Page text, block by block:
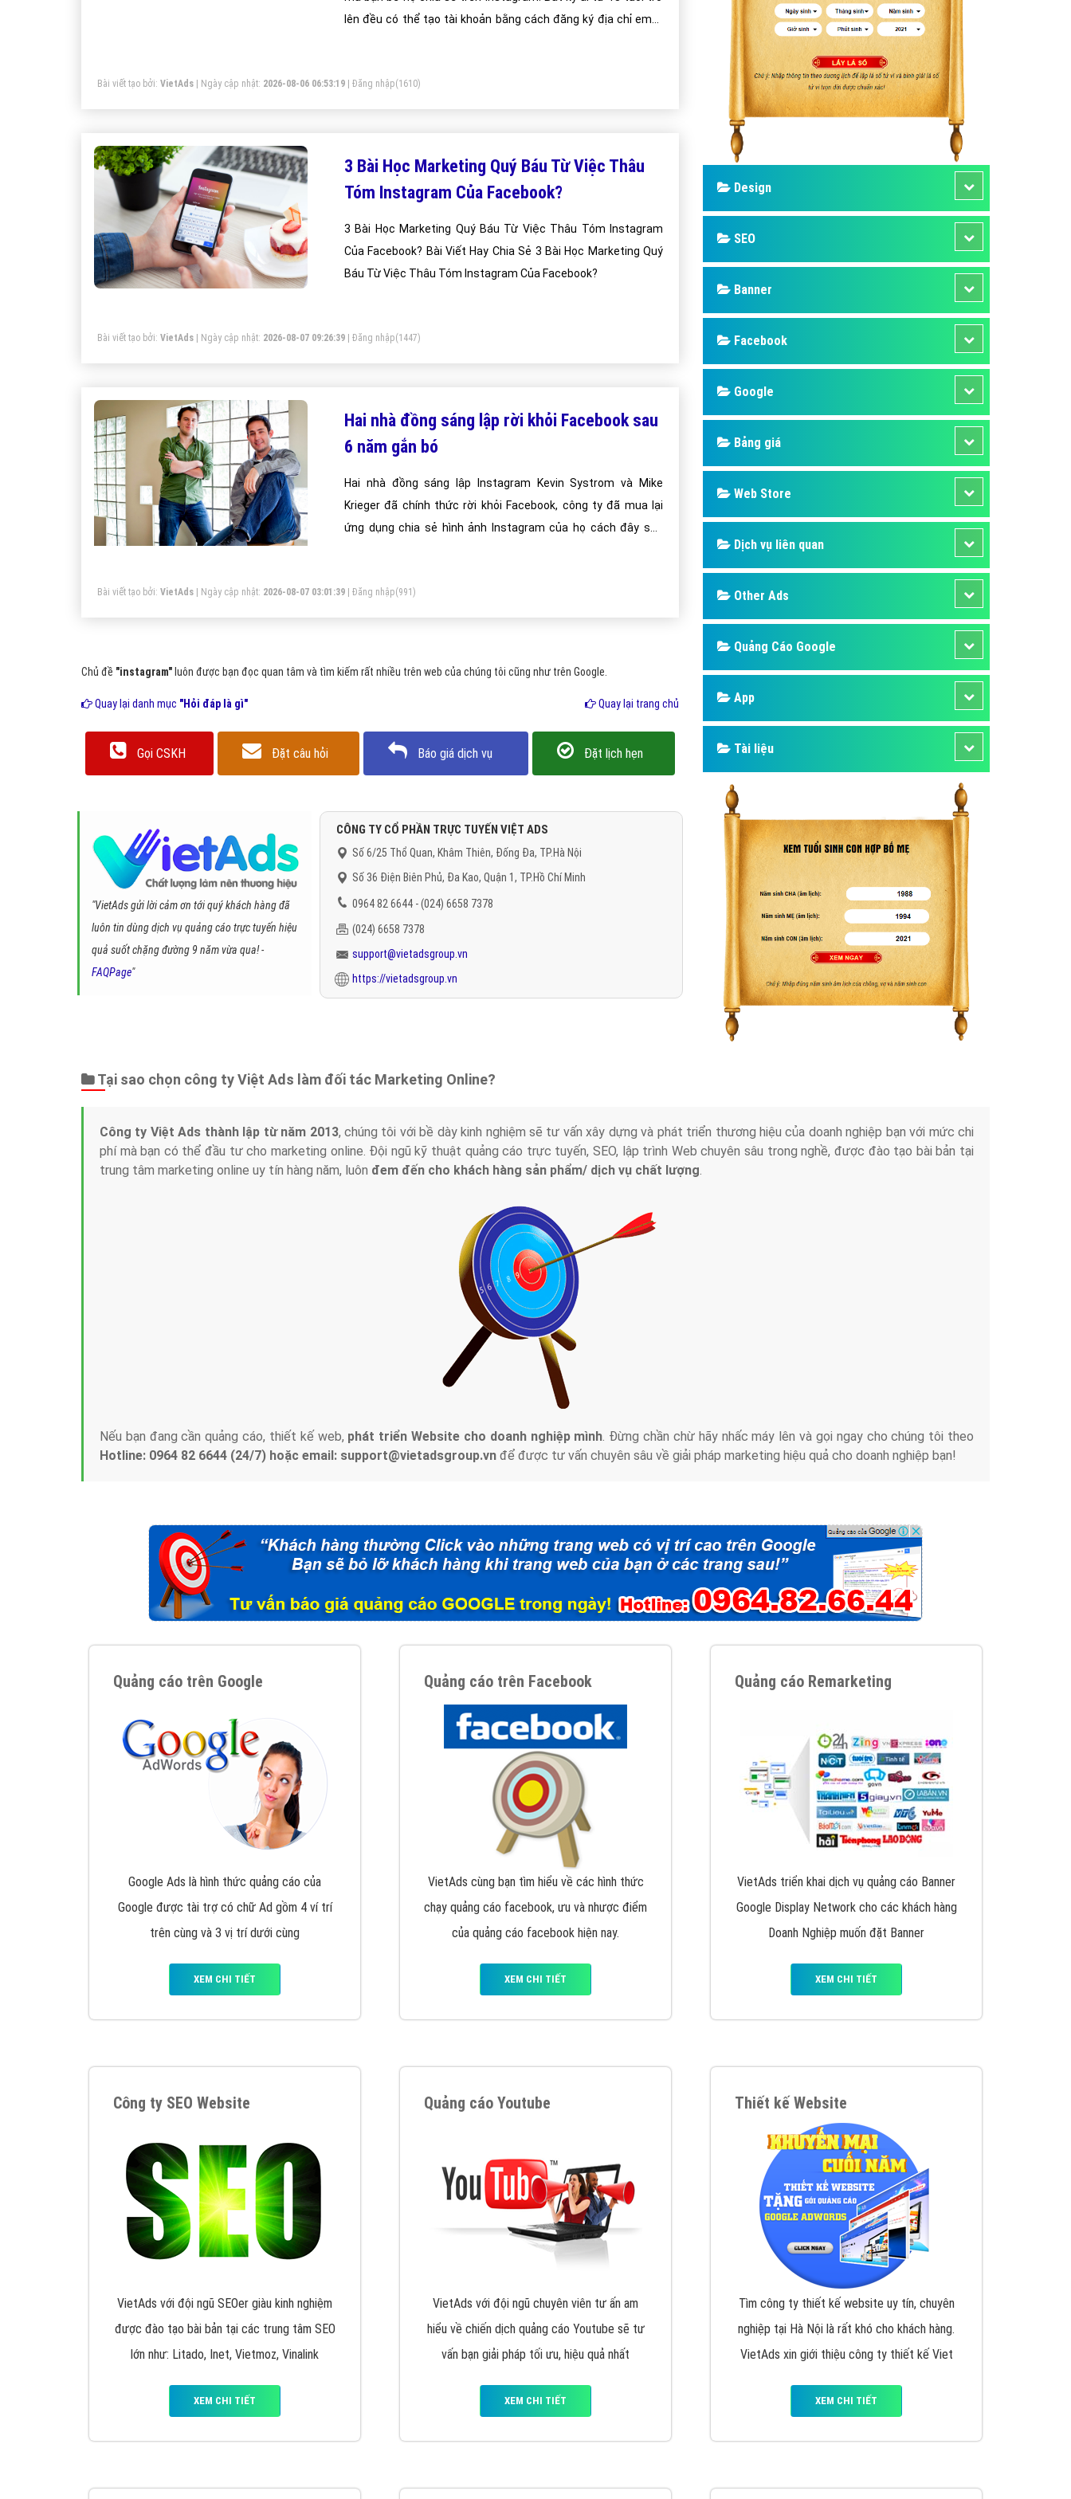
Hỏi đáp phần mềm
Hỏi đáp quảng cáo TVC
Hỏi đáp quảng cáo mobile
Hỏi đáp quảng cáo Online
Hỏi đáp quảng cáo Skype
Quảng cáo Youtube
Dịch vụ quảng cáo Youtube
Dịch vụ quảng cáo Cốc Cốc
Dịch vụ quảng cáo Tiktok
Dịch vụ quảng cáo Zalo
Định nghĩa
Nghĩa là gì
Phần mềm ứng dụng hay
lên đều có thể tạo tài khoản bằng cách đăng ký địa chỉ email
Bài viết tạo bởi: VietAds | Ngày cập nhật: 2026-08-06 06:53:19 Đăng nhập(1610)
3 Bài Học Marketing Quý Báu Từ Việc Thâu
Tóm Instagram Của Facebook?
3 Bài Học Marketing Quý Báu Từ Việc Thâu Tóm Instagram
Của Facebook? Bài Viết Hay Chia Sẻ 3 Bài Học Marketing Quý
Báu Từ Việc Thâu Tóm Instagram Của Facebook?
Bài viết tạo bởi: VietAds | Ngày cập nhật: 2026-08-07 09:26:39 Đăng nhập(1447)
Hai nhà đồng sáng lập rời khỏi Facebook sau
6 năm gắn bó
Hai nhà đồng sáng lập Instagram Kevin Systrom và Mike
Krieger đã chính thức rời khỏi Facebook, công ty đã mua lại
ứng dụng chia sẻ hình ảnh Instagram của họ cách đây sáu
Bài viết tạo bởi: VietAds | Ngày cập nhật: 2026-08-07 03:01:39 Đăng nhập(991)
Chủ đề "instagram" luôn được bạn đọc quan tâm và tìm kiếm rất nhiều trên web của chúng tôi cũng như trên Google.
Quay lại danh mục "Hỏi đáp là gì" Quay lại trang chủ
Gọi CSKH Đặt câu hỏi Báo giá dịch vụ Đặt lịch hẹn
"VietAds gửi lời cảm ơn tới quý khách hàng đã
luôn tin dùng dịch vụ quảng cáo trực tuyến hiệu
quả suốt chặng đường 9 năm vừa qua! -
FAQPage"
CÔNG TY CỔ PHẦN TRỰC TUYẾN VIỆT ADS
Số 6/25 Thổ Quan, Khâm Thiên, Đống Đa, TP.Hà Nội
Số 36 Điện Biên Phủ, Đa Kao, Quận 1, TP.Hồ Chí Minh
0964 82 6644 - (024) 6658 7378
(024) 6658 7378
support@vietadsgroup.vn
https://vietadsgroup.vn
Design
SEO
Banner
Facebook
Google
Bảng giá
Web Store
Dịch vụ liên quan
Other Ads
Quảng Cáo Google
App
Tài liệu
Tại sao chọn công ty Việt Ads làm đối tác Marketing Online?
Công ty Việt Ads thành lập từ năm 2013, chúng tôi với bề dày kinh nghiệm sẽ tư vấn xây dựng và phát triển thương hiệu của doanh nghiệp bạn với mức chi
phí mà bạn có thể đầu tư cho marketing online. Đội ngũ kỹ thuật quảng cáo trực tuyến, SEO, lập trình Web chuyên sâu trong nghề, được đào tạo bài bản tại
trung tâm marketing online uy tín hàng năm, luôn đem đến cho khách hàng sản phẩm/ dịch vụ chất lượng
Nếu bạn đang cần quảng cáo, thiết kế web, phát triển Website cho doanh nghiệp mình . Đừng chần chừ hãy nhấc máy lên và gọi ngay cho chúng tôi theo
Hotline: 0964 82 6644 (24/7) hoặc email: support@vietadsgroup.vn để được tư vấn chuyên sâu về giải pháp marketing hiệu quả cho doanh nghiệp bạn!
Quảng cáo trên Google
Google Ads là hình thức quảng cáo của
Google được tài trợ có chữ Ad gồm 4 ví trí
trên cùng và 3 vị trí dưới cùng
XEM CHI TIẾT
Quảng cáo trên Facebook
VietAds cùng bạn tìm hiểu về các hình thức
chạy quảng cáo facebook, ưu và nhược điểm
của quảng cáo facebook hiện nay.
XEM CHI TIẾT
Quảng cáo Remarketing
VietAds triển khai dịch vụ quảng cáo Banner
Google Display Network cho các khách hàng
Doanh Nghiệp muốn đặt Banner
XEM CHI TIẾT
Công ty SEO Website
VietAds với đội ngũ SEOer giàu kinh nghiệm
được đào tạo bài bản tại các trung tâm SEO
lớn như: Litado, Inet, Vietmoz, Vinalink
XEM CHI TIẾT
Quảng cáo Youtube
VietAds với đội ngũ chuyên viên tư ấn am
hiểu về chiến dịch quảng cáo Youtube sẽ tư
vấn bạn giải pháp tối ưu, hiệu quả nhất
XEM CHI TIẾT
Thiết kế Website
Tìm công ty thiết kế website uy tín, chuyên
nghiệp tại Hà Nội là rất khó cho khách hàng.
VietAds xin giới thiệu công ty thiết kế Viet
XEM CHI TIẾT